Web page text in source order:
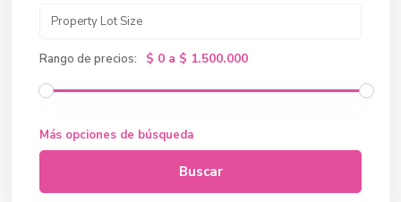
Rango de precios: $ 0 a $ 1.500.000
Más opciones de búsqueda
Buscar